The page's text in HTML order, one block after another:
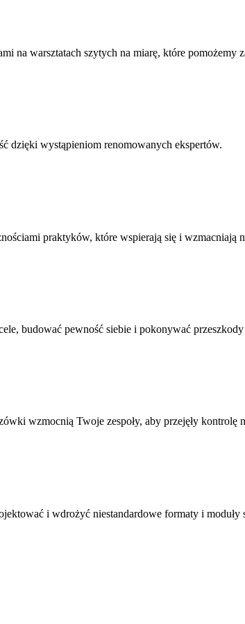
na warsztatach szytych na miarę, które
dzięki wystąpieniom renomowanych ekspertów.
praktyków, które wspierają się i wzmacniają
budować pewność siebie i pokonywać
wzmocnią Twoje zespoły, aby przejęły kontrolę
i wdrożyć niestandardowe formaty i moduły